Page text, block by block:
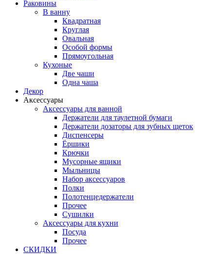
Раковины
В ванну
Квадратная
Круглая
Овальная
Особой формы
Прямоугольная
Кухоные
Две чаши
Одна чаша
Декор
Аксессуары
Аксессуары для ванной
Держатели для таулетной бумаги
Держатели дозаторы для зубных щеток
Диспенсеры
Ёршики
Крючки
Мусорные ящики
Мыльницы
Набор аксессуаров
Полки
Полотенцедержатели
Прочее
Сушилки
Аксессуары для кухни
Посуда
Прочее
СКИДКИ